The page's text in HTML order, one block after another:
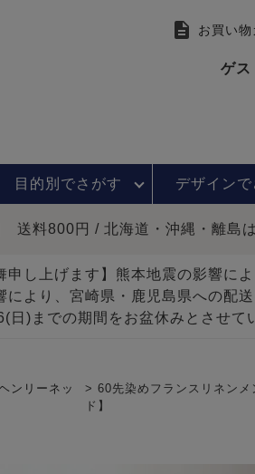
お買い物
ゲス
目的別でさがす デザインで
送料800円 / 北海道・沖縄・離島
申し上げます】熊本地震の影響に
により、宮崎県・鹿児島県への配
日)までの期間をお盆休みとさせて
ンリーネッ
60先染めフランスリネン
ド】